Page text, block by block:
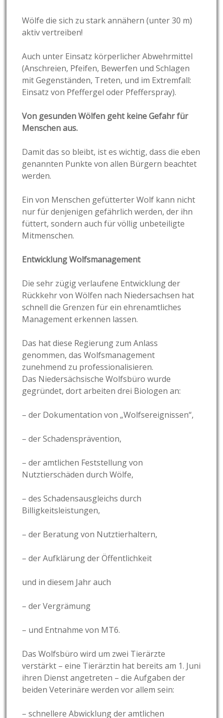
Wölfe die sich zu stark annähern (unter 30 m)
aktiv vertreiben!
Auch unter Einsatz körperlicher Abwehrmittel
(Anschreien, Pfeifen, Bewerfen und Schlagen
mit Gegenständen, Treten, und im Extremfall:
Einsatz von Pfeffergel oder Pfefferspray).
Von gesunden Wölfen geht keine Gefahr für
Menschen aus.
Damit das so bleibt, ist es wichtig, dass die eben
genannten Punkte von allen Bürgern beachtet
werden.
Ein von Menschen gefütterter Wolf kann nicht
nur für denjenigen gefährlich werden, der ihn
füttert, sondern auch für völlig unbeteiligte
Mitmenschen.
Entwicklung Wolfsmanagement
Die sehr zügig verlaufene Entwicklung der
Rückkehr von Wölfen nach Niedersachsen hat
schnell die Grenzen für ein ehrenamtliches
Management erkennen lassen.
Das hat diese Regierung zum Anlass
genommen, das Wolfsmanagement
zunehmend zu professionalisieren.
Das Niedersächsische Wolfsbüro wurde
gegründet, dort arbeiten drei Biologen an:
– der Dokumentation von „Wolfsereignissen“,
– der Schadensprävention,
– der amtlichen Feststellung von
Nutztierschäden durch Wölfe,
– des Schadensausgleichs durch
Billigkeitsleistungen,
– der Beratung von Nutztierhaltern,
– der Aufklärung der Öffentlichkeit
und in diesem Jahr auch
– der Vergrämung
– und Entnahme von MT6.
Das Wolfsbüro wird um zwei Tierärzte
verstärkt – eine Tierärztin hat bereits am 1. Juni
ihren Dienst angetreten – die Aufgaben der
beiden Veterinäre werden vor allem sein:
– schnellere Abwicklung der amtlichen